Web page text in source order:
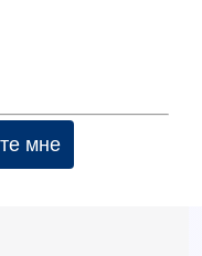
мне